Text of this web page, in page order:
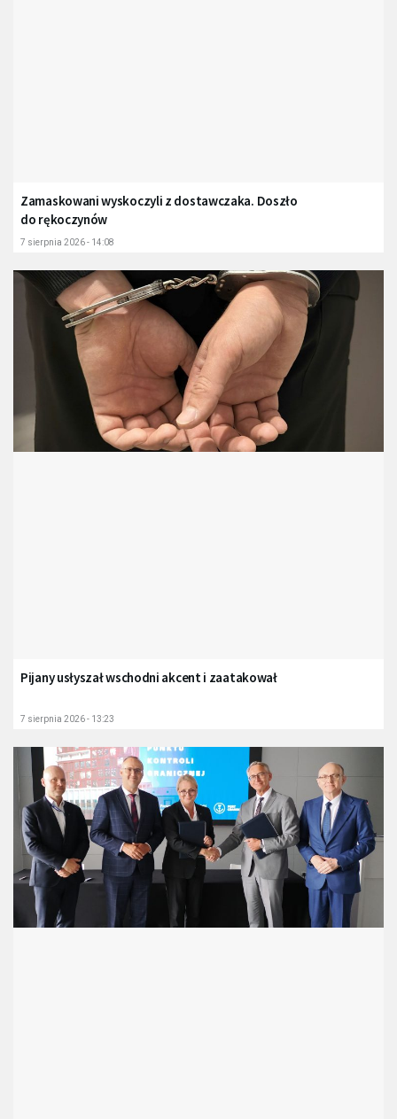
Zamaskowani wyskoczyli z dostawczaka. Doszło
do rękoczynów
7 sierpnia 2026 - 14:08
Pijany usłyszał wschodni akcent i zaatakował
7 sierpnia 2026 - 13:23